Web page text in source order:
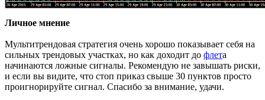
Личное мнение
Мультитрендовая стратегия очень хорошо показывает себя на
сильных трендовых участках, но как доходит до флета
начинаются ложные сигналы. Рекомендую не завышать риски,
и если вы видите, что стоп приказ свыше 30 пунктов просто
проигнорируйте сигнал. Спасибо за внимание, удачи.